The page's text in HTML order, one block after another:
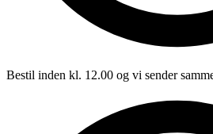
Bestil inden kl. 12.00 og vi sender